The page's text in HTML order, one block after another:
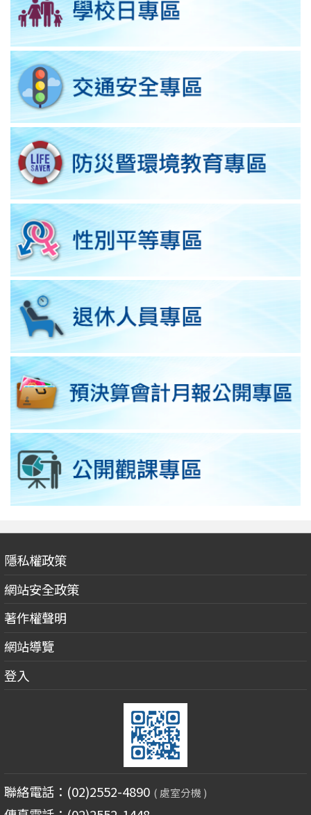
隱私權政策
網站安全政策
著作權聲明
網站導覽
登入
聯絡電話：(02)2552-4890 ( 處室分機 )